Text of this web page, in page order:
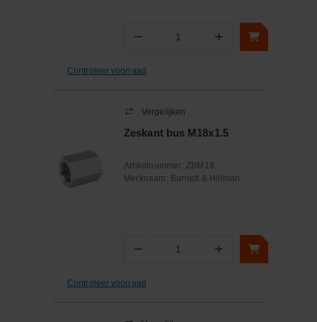
− Aantal +
Controleer voorraad
Vergelijken
Zeskant bus M18x1.5
Artikelnummer: ZBM18
Merknaam: Burnett & Hillman
− Aantal +
Controleer voorraad